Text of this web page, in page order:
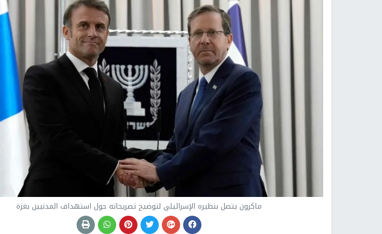
ماكرون يتصل بنظيره الإسرائيلي لتوضيح تصريحاته حول استهداف المدنيين بغزة